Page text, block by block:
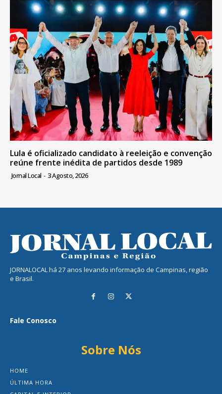
Lula é oficializado candidato à reeleição e convenção
reúne frente inédita de partidos desde 1989
Jornal Local - 3 Agosto, 2026
JORNALOCAL há 27 anos levando informação de Campinas, região
e Brasil.
Fale Conosco
Sobre Nós
HOME
ÚLTIMA HORA